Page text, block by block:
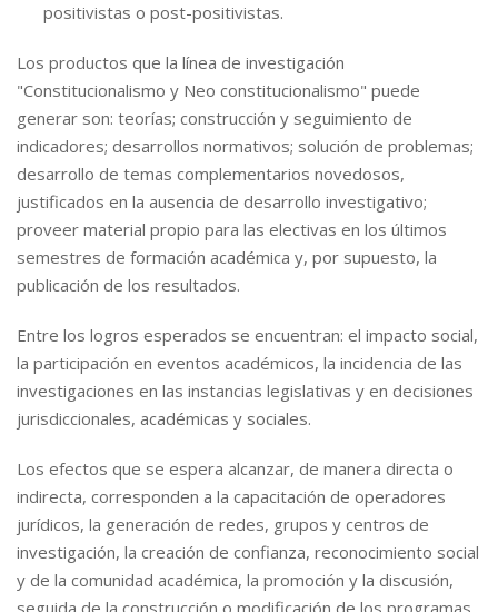
positivistas o post-positivistas.
Los productos que la línea de investigación
"Constitucionalismo y Neo constitucionalismo" puede
generar son: teorías; construcción y seguimiento de
indicadores; desarrollos normativos; solución de problemas;
desarrollo de temas complementarios novedosos,
justificados en la ausencia de desarrollo investigativo;
proveer material propio para las electivas en los últimos
semestres de formación académica y, por supuesto, la
publicación de los resultados.
Entre los logros esperados se encuentran: el impacto social,
la participación en eventos académicos, la incidencia de las
investigaciones en las instancias legislativas y en decisiones
jurisdiccionales, académicas y sociales.
Los efectos que se espera alcanzar, de manera directa o
indirecta, corresponden a la capacitación de operadores
jurídicos, la generación de redes, grupos y centros de
investigación, la creación de confianza, reconocimiento social
y de la comunidad académica, la promoción y la discusión,
seguida de la construcción o modificación de los programas